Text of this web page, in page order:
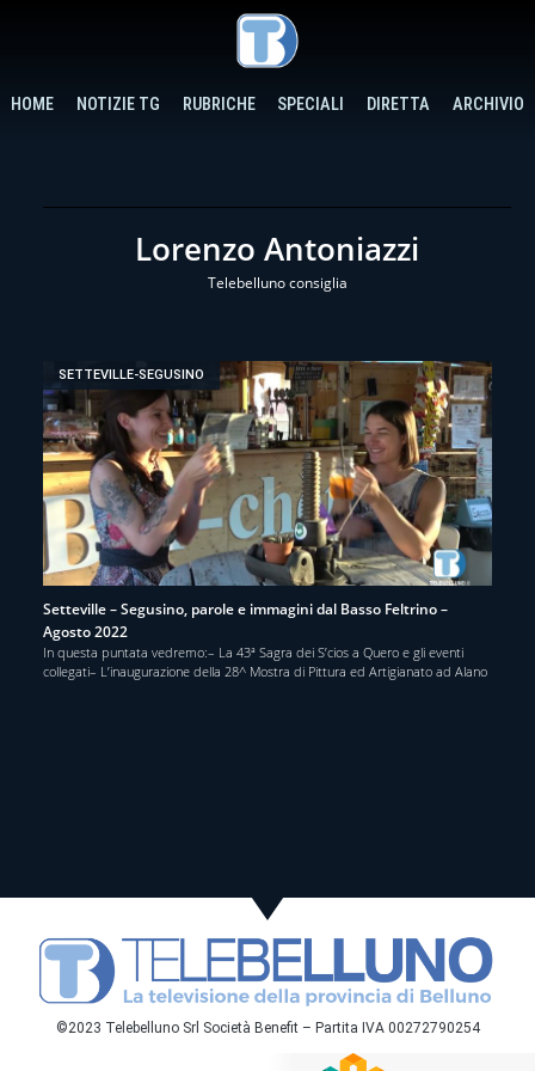
HOME NOTIZIE TG RUBRICHE SPECIALI DIRETTA ARCHIVIO
Lorenzo Antoniazzi
Telebelluno consiglia
SETTEVILLE-SEGUSINO
Setteville – Segusino, parole e immagini dal Basso Feltrino –
Agosto 2022
In questa puntata vedremo:– La 43ª Sagra dei S’cios a Quero e gli eventi
collegati– L’inaugurazione della 28^ Mostra di Pittura ed Artigianato ad Alano
©2023 Telebelluno Srl Società Benefit – Partita IVA 00272790254